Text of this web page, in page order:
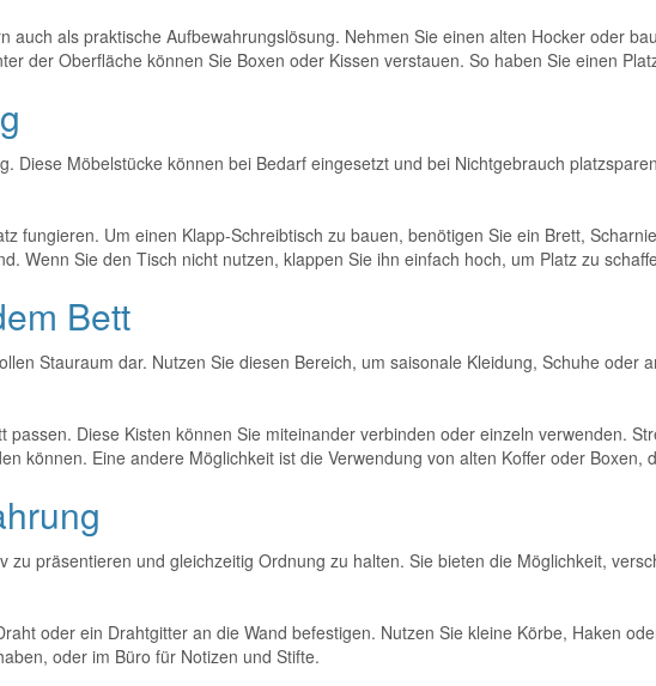
als praktische Aufbewahrungslösung. Nehmen Sie einen alten Hocker oder
der Oberfläche können Sie Boxen oder Kissen verstauen. So haben Sie einen
Diese Möbelstücke können bei Bedarf eingesetzt und bei Nichtgebrauch
fungieren. Um einen Klapp-Schreibtisch zu bauen, benötigen Sie ein Brett,
Wenn Sie den Tisch nicht nutzen, klappen Sie ihn einfach hoch, um Platz zu
Bett
Stauraum dar. Nutzen Sie diesen Bereich, um saisonale Kleidung, Schuhe oder
Diese Kisten können Sie miteinander verbinden oder einzeln verwenden.
können. Eine andere Möglichkeit ist die Verwendung von alten Koffer oder
präsentieren und gleichzeitig Ordnung zu halten. Sie bieten die Möglichkeit,
oder ein Drahtgitter an die Wand befestigen. Nutzen Sie kleine Körbe, Haken
oder im Büro für Notizen und Stifte.